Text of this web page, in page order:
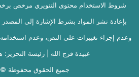
شروط الاستخدام محتوى التنويري مرخص
وعدم إجراء تغييرات على النص، وعدم استخدامه
عبيدة فرج الله | رئيسة التحرير:
جميع الحقوق محفوظة ©